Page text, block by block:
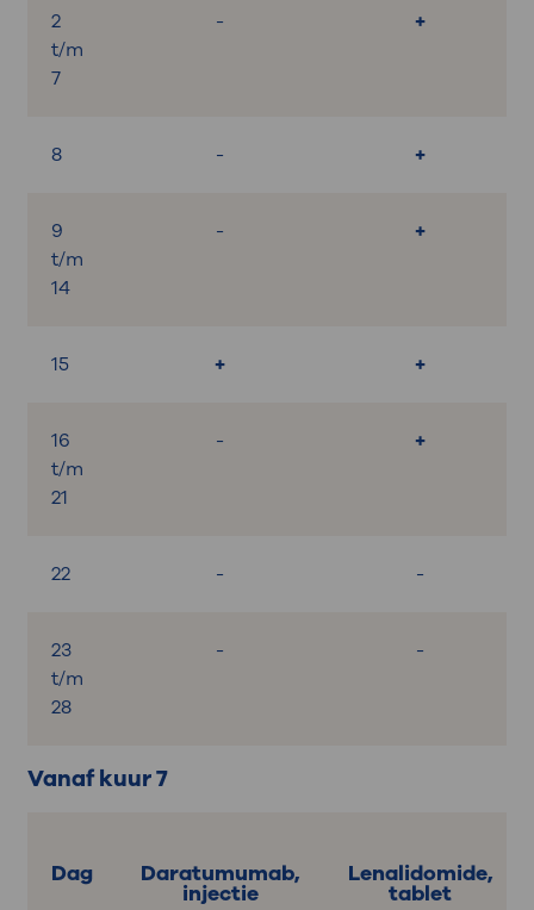
2
t/m
7
- +
8 - +
9
t/m
14
- +
15 + +
16
t/m
21
- +
22 - -
23
t/m
28
- -
Vanaf kuur 7
Dag Daratumumab,
injectie
Lenalidomide,
tablet